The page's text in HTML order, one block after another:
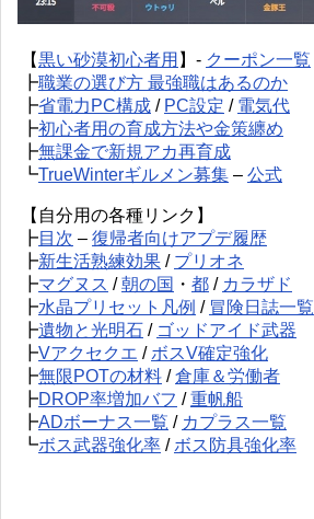
【黒い砂漠初心者用 】- クーポン一覧
┣職業の選び方 最強職はあるのか
┣省電力PC構成 / PC設定 / 電気代
┣初心者用の育成方法や金策纏め
┣無課金で新規アカ再育成
┗TrueWinterギルメン募集 – 公式
【自分用の各種リンク】
┣目次 – 復帰者向けアプデ履歴
┣新生活熟練効果 / プリオネ
┣マグヌス /朝の国 ・ 都 / カラザド
┣水晶プリセット凡例 / 冒険日誌一覧
┣遺物と光明石 / ゴッドアイド武器
┣Vアクセクエ / ボスV確定強化
┣無限POTの材料 /倉庫＆労働者
┣DROP率増加バフ /重帆船
┣ADボーナス一覧 / カプラス一覧
┗ボス武器強化率 / ボス防具強化率